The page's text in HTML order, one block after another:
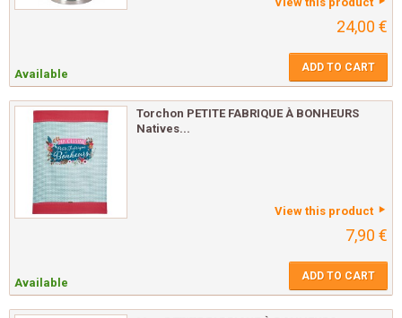
24,00 €
Available ADD TO CART
Torchon PETITE FABRIQUE À BONHEURS
Natives...
View this product
7,90 €
Available ADD TO CART